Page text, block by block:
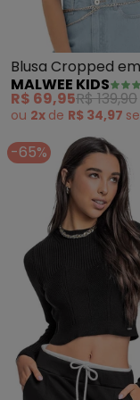
Blusa Cropped
Teen (Preto)
MALWEE KIDS
R$ 69,95R$ 139,90
ou 2x de R$ 34,97
-65%